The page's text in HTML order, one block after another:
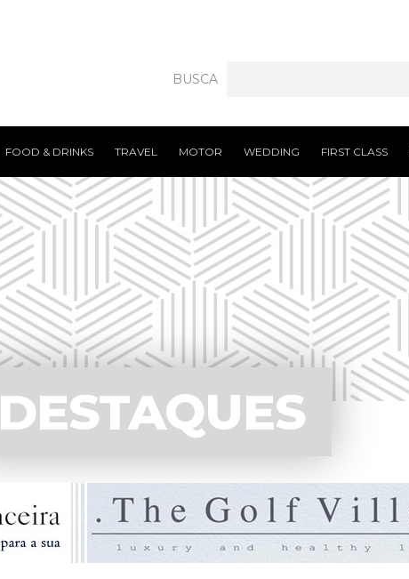
BUSCA
FOOD & DRINKS TRAVEL MOTOR WEDDING FIRST CLASS
DESTAQUES